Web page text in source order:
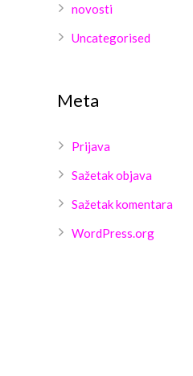
novosti
Uncategorised
Meta
Prijava
Sažetak objava
Sažetak komentara
WordPress.org